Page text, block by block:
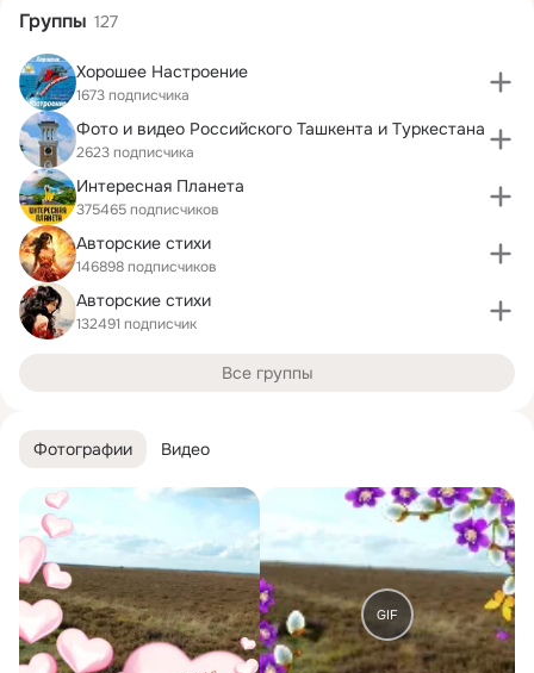
Фотографии Видео
GIF
Группы 127
Хорошее Настроение
1673 подписчика
Фото и видео Российского Ташкента и Туркестана
2623 подписчика
Интересная Планета
375465 подписчиков
Авторские стихи
146898 подписчиков
Авторские стихи
132491 подписчик
Все группы